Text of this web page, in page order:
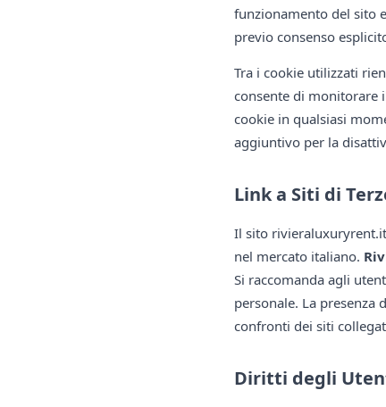
funzionamento del sito
previo consenso
Tra i cookie utilizzati
consente di monitorare
cookie in qualsiasi
aggiuntivo per la
Link a Siti di
Il sito
nel mercato italiano.
Si raccomanda agli
personale. La
confronti dei siti
Diritti degli